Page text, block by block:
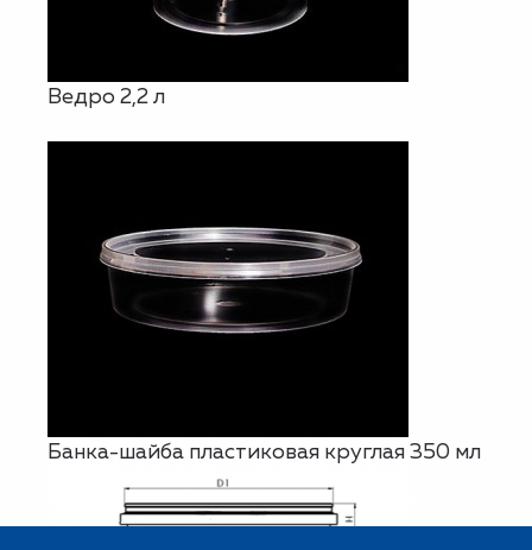
Ведро 2,2 л
Банка-шайба пластиковая круглая 350 мл